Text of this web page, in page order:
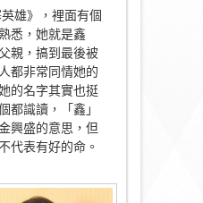
雄》，裡面有個
悉，她就是鑫
親，搞到最後被
都非常同情她的
的名字其實也挺
都識讀，「鑫」
興盛的意思，但
代表有好的命。